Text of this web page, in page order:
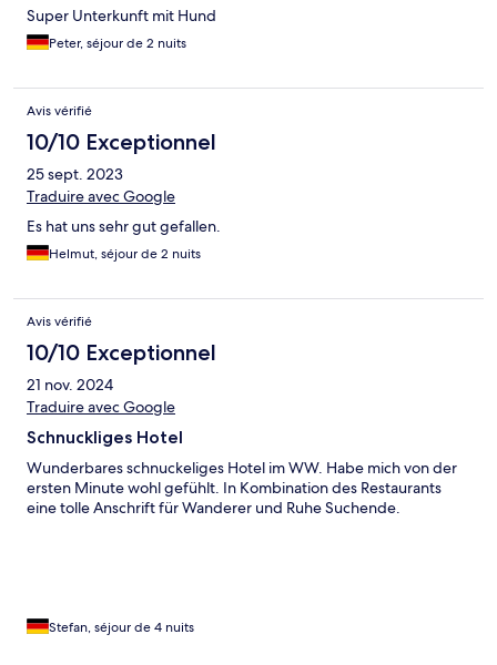
Super Unterkunft mit Hund
Peter, séjour de 2 nuits
Avis vérifié
10/10 Exceptionnel
25 sept. 2023
Traduire avec Google
Es hat uns sehr gut gefallen.
Helmut, séjour de 2 nuits
Avis vérifié
10/10 Exceptionnel
21 nov. 2024
Traduire avec Google
Schnuckliges Hotel
Wunderbares schnuckeliges Hotel im WW. Habe mich von der
ersten Minute wohl gefühlt. In Kombination des Restaurants
eine tolle Anschrift für Wanderer und Ruhe Suchende.
Stefan, séjour de 4 nuits